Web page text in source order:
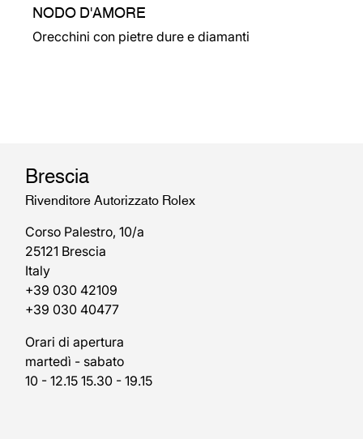
NODO D'AMORE
Orecchini con pietre dure e diamanti
Brescia
Rivenditore Autorizzato Rolex
Corso Palestro, 10/a
25121 Brescia
Italy
+39 030 42109
+39 030 40477
Orari di apertura
martedì - sabato
10 - 12.15 15.30 - 19.15